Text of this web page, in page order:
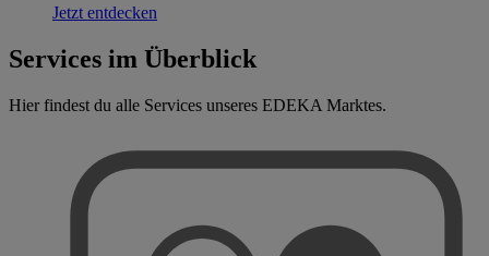
Jetzt entdecken
Services im Überblick
Hier findest du alle Services unseres EDEKA Marktes.